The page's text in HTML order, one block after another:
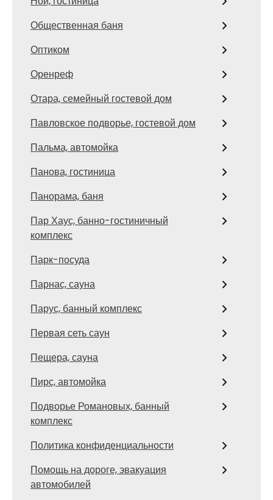
Общественная баня
Оптиком
Оренреф
Отара, семейный гостевой дом
Павловское подворье, гостевой дом
Пальма, автомойка
Панова, гостиница
Панорама, баня
Пар Хаус, банно-гостиничный
комплекс
Парк-посуда
Парнас, сауна
Парус, банный комплекс
Первая сеть саун
Пещера, сауна
Пирс, автомойка
Подворье Романовых, банный
комплекс
Политика конфиденциальности
Помощь на дороге, эвакуация
автомобилей